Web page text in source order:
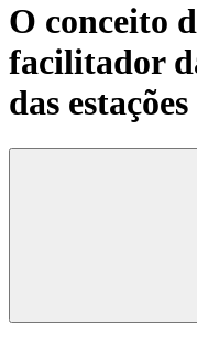
O conceito
facilitador
das